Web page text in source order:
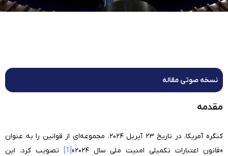
نسخه صوتی مقاله
مقدمه
کنگره آمریکا، در تاریخ ۲۳ آپریل ۲۰۲۴، مجموعه‌ای از قوانین را به عنوان
«قانون اعتبارات تکمیلی امنیت ملی سال ۲۰۲۴»
[1]
تصویب کرد. این